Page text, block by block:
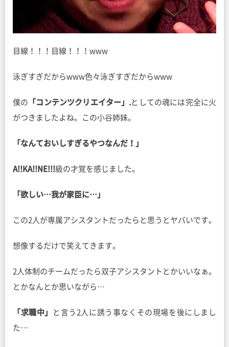
目線！！！目線！！！www
泳ぎすぎだからwww色々泳ぎすぎだからwww
僕の 「コンテンツクリエイター」.としての魂には完全に火
がつきましたよね。この小谷姉妹。
「なんておいしすぎるやつなんだ！」
A!!KA!!NE!!!級の才覚を感じました。
「欲しい…我が家臣に…」
この2人が専属アシスタントだったらと思うとヤバいです。
想像するだけで笑えてきます。
2人体制のチームだったら双子アシスタントとかいいなぁ。
とかなんとか思いながら…
「求職中」
と言う2人に誘う事なくその現場を後にしまし
た…